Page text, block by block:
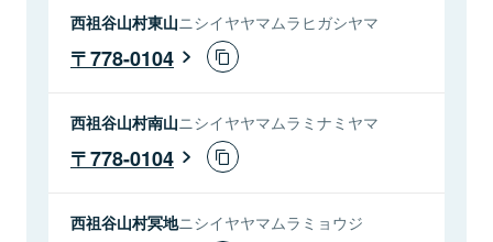
西祖谷山村東山ニシイヤヤマムラヒガシヤマ
778-0104
西祖谷山村南山ニシイヤヤマムラミナミヤマ
778-0104
西祖谷山村冥地ニシイヤヤマムラミョウジ